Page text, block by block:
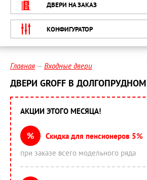
ДВЕРИ НА ЗАКАЗ
КОНФИГУРАТОР
Главная Входные двери
ДВЕРИ GROFF В ДОЛГОПРУДНОМ
АКЦИИ ЭТОГО МЕСЯЦА!
%
Скидка для пенсионеров 5%
при заказе всего модельного ряда